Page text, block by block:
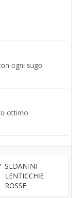
SEDANINI
LENTICCHIE
ROSSE
ogni sugo
ottimo